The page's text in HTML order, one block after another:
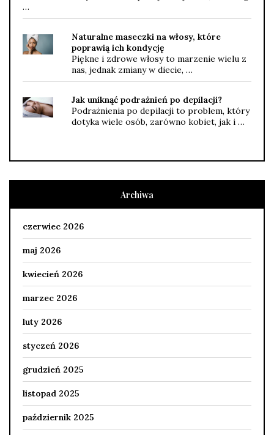
…
Naturalne maseczki na włosy, które
poprawią ich kondycję
Piękne i zdrowe włosy to marzenie wielu z
nas, jednak zmiany w diecie, …
Jak uniknąć podrażnień po depilacji?
Podrażnienia po depilacji to problem, który
dotyka wiele osób, zarówno kobiet, jak i …
Archiwa
czerwiec 2026
maj 2026
kwiecień 2026
marzec 2026
luty 2026
styczeń 2026
grudzień 2025
listopad 2025
październik 2025